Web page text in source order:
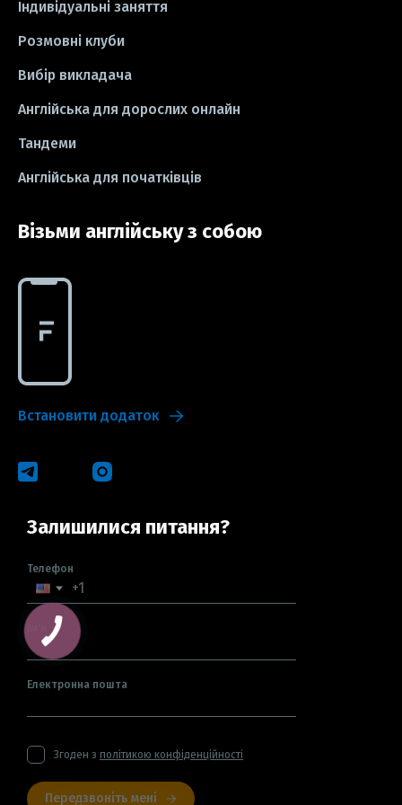
#СV #резюме
#idioms
Індивідуальні заняття
Розмовні клуби
Вибір викладача
Англійська для дорослих онлайн
Тандеми
Англійська для початківців
Візьми англійську з собою
Встановити додаток
Залишилися питання?
Телефон
Електронна пошта
Згоден з політикою конфіденційності
Передзвоніть мені